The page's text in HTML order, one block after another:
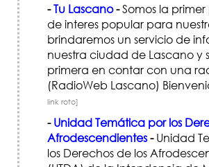
-Tu Lascano-Somos la
de interes popular para
brindaremos un servicio de
nuestra ciudad de Lascano y
primera en contar con una
(RadioWeb Lascano)
link roto]
- Unidad Temática por los
Afrodescendientes-Unidad
los Derechos de los